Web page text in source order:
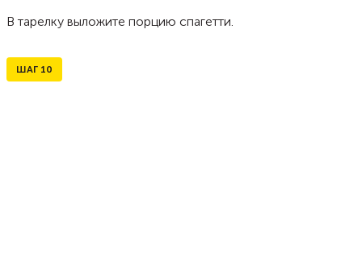
В тарелку выложите порцию спагетти.
ШАГ 10